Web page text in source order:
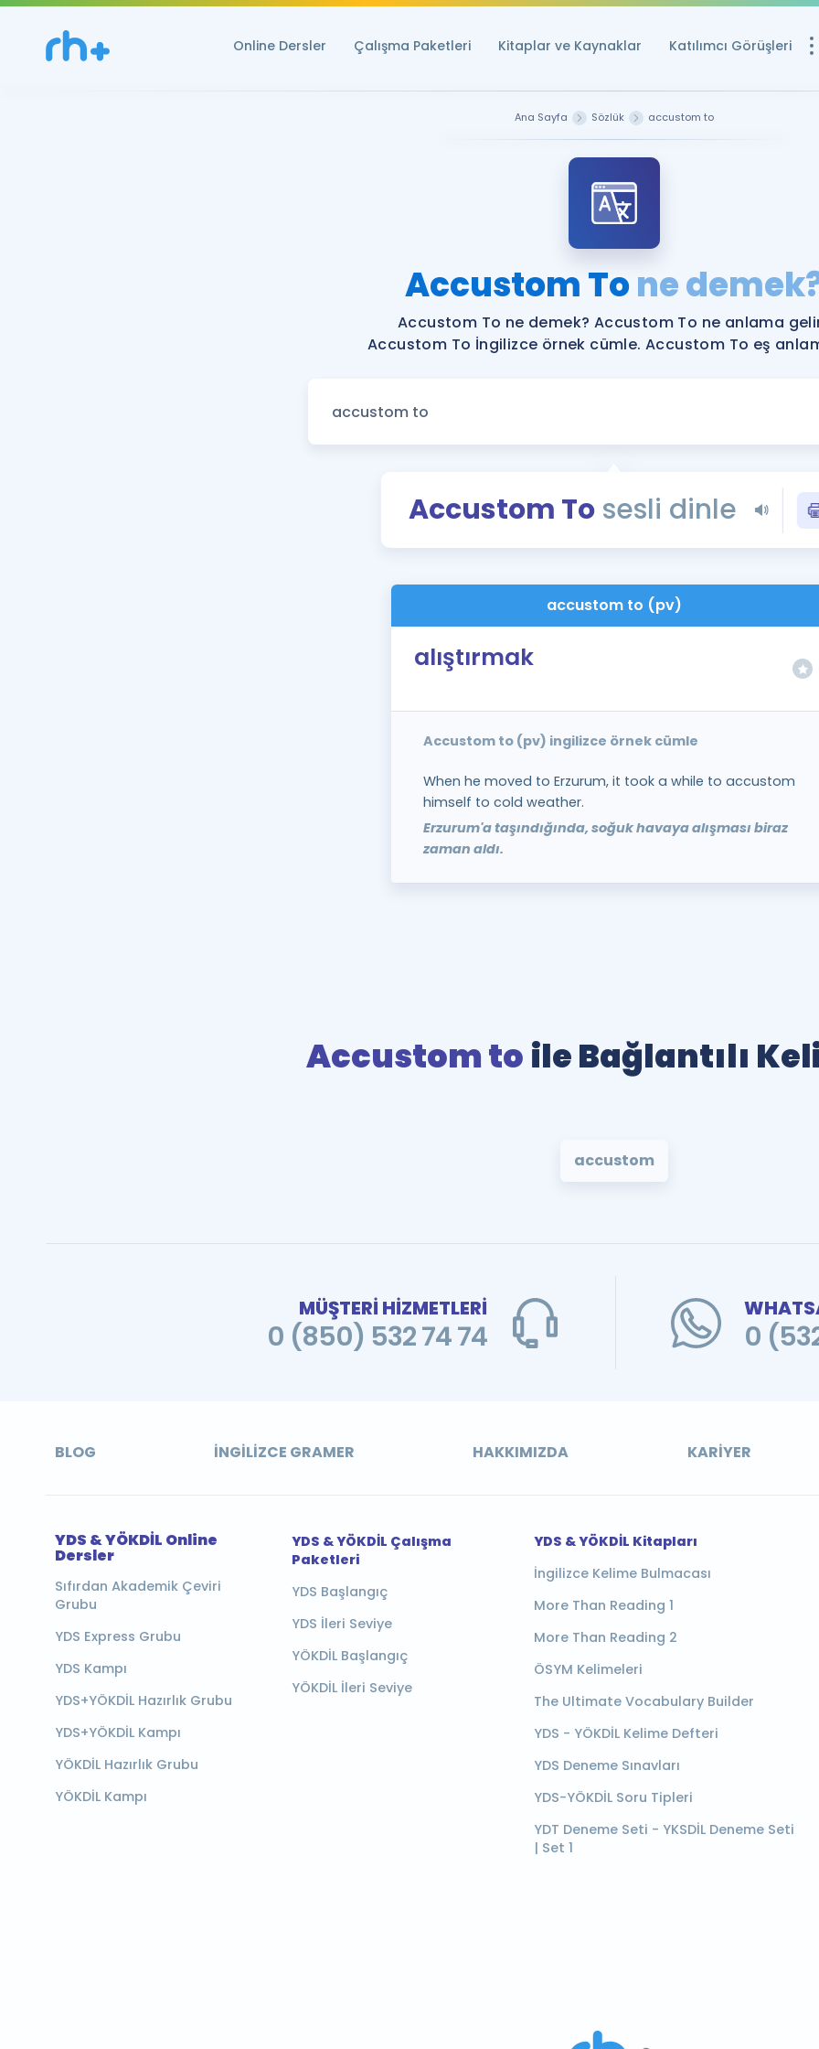
Online Dersler Çalışma Paketleri Kitaplar ve Kaynaklar Katılımcı Görüşleri
Ücretsiz
YDS ve YÖKDİL
YDS ve YÖKDİL'e
Tüm ÖSYM
Blog
YDS - YÖKDİL
İngilizce
Ana Sayfa Sözlük accustom to
Accustom Tone
Accustom To ne demek? Accustom To ne anlama
Accustom To İngilizce örnek cümle. Accustom To eş
Accustom Tosesli dinle
accustom to (pv)
alıştırmak
Accustom to (pv) ingilizce örnek cümle
When he moved to Erzurum, it took a while to accustom
himself to cold weather.
Erzurum'a taşındığında, soğuk havaya alışması biraz
zaman aldı.
Accustom to ile Bağlantılı
accustom
MÜŞTERİ HİZMETLERİ
0 (850) 532 74 74 0
BLOG İNGILIZCE GRAMER HAKKIMIZDA KARIYER
YDS & YÖKDİL Online
Dersler
Sıfırdan Akademik Çeviri
Grubu
YDS Express Grubu
YDS Kampı
YDS+YÖKDİL Hazırlık Grubu
YDS+YÖKDİL Kampı
YÖKDİL Hazırlık Grubu
YÖKDİL Kampı
YDS & YÖKDİL Çalışma
Paketleri
YDS Başlangıç
YDS İleri Seviye
YÖKDİL Başlangıç
YÖKDİL İleri Seviye
YDS & YÖKDİL Kitapları
İngilizce Kelime Bulmacası
More Than Reading 1
More Than Reading 2
ÖSYM Kelimeleri
The Ultimate Vocabulary Builder
YDS - YÖKDİL Kelime Defteri
YDS Deneme Sınavları
YDS-YÖKDİL Soru Tipleri
YDT Deneme Seti - YKSDİL Deneme Seti
| Set 1